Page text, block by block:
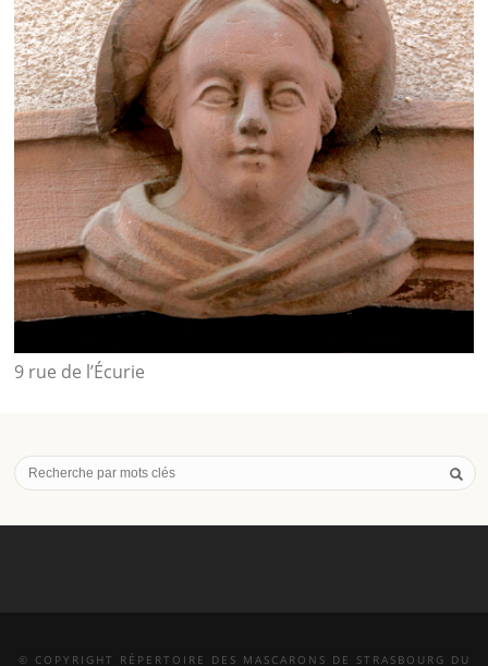
9 rue de l’Écurie
© COPYRIGHT RÉPERTOIRE DES MASCARONS DE STRASBOURG DU